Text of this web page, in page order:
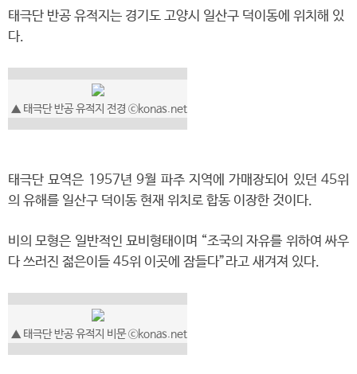
태극단 반공 유적지는 경기도 고양시 일산구 덕이동에 위치해 있
다.
▲ 태극단 반공 유적지 전경 ⓒkonas.net
태극단 묘역은 1957년 9월 파주 지역에 가매장되어 있던 45위
의 유해를 일산구 덕이동 현재 위치로 합동 이장한 것이다.
비의 모형은 일반적인 묘비형태이며 “조국의 자유를 위하여 싸우
다 쓰러진 젊은이들 45위 이곳에 잠들다”라고 새겨져 있다.
▲ 태극단 반공 유적지 비문 ⓒkonas.net